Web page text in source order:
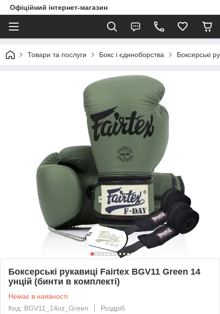
Офіційний інтернет-магазин
Товари та послуги Бокс і єдиноборства Боксерські
Боксерські рукавиці Fairtex BGV11 Green 14
унцій (бинти в комплекті)
Немає в наявності
Код: BGV11_14oz_Green
Роздріб